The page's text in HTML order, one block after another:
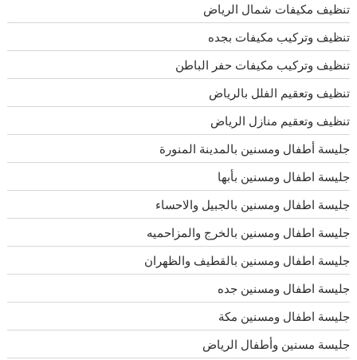
تنظيف مكيفات شمال الرياض
تنظيف وتركيب مكيفات بجده
تنظيف وتركيب مكيفات حفر الباطن
تنظيف وتعقيم الفلل بالرياض
تنظيف وتعقيم منازل الرياض
جليسة أطفال ومسنين بالمدينة المنورة
جليسة اطفال ومسنين بأبها
جليسة اطفال ومسنين بالجبيل والاحساء
جليسة اطفال ومسنين بالخرج والمزاحميه
جليسة اطفال ومسنين بالقطيف والظهران
جليسة اطفال ومسنين جده
جليسة اطفال ومسنين مكة
جليسة مسنين وأطفال الرياض